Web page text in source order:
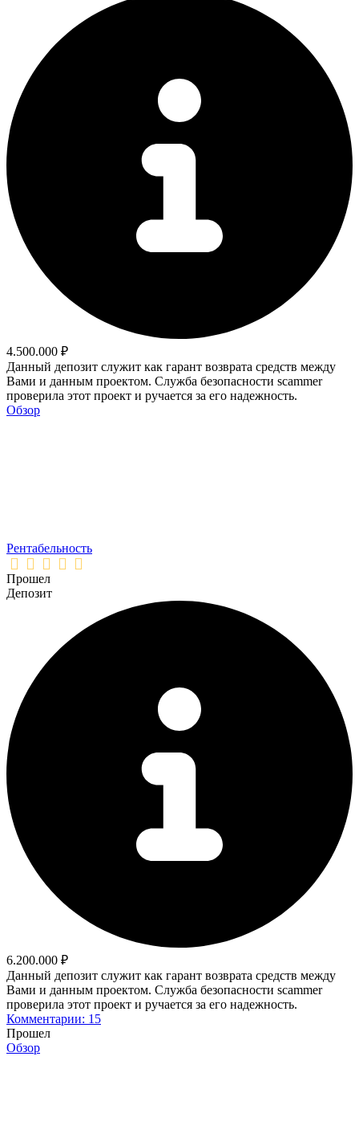
4.500.000 ₽
Данный депозит служит как гарант возврата средств между
Вами и данным проектом. Служба безопасности scammer
проверила этот проект и ручается за его надежность.
Обзор
Рентабельность
Прошел
Депозит
6.200.000 ₽
Данный депозит служит как гарант возврата средств между
Вами и данным проектом. Служба безопасности scammer
проверила этот проект и ручается за его надежность.
Комментарии: 15
Прошел
Обзор